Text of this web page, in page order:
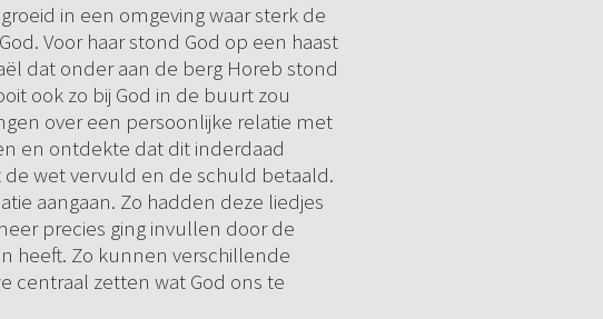
in een omgeving waar sterk de
Voor haar stond God op een haast
dat onder aan de berg Horeb stond
ook zo bij God in de buurt zou
over een persoonlijke relatie met
en ontdekte dat dit inderdaad
de wet vervuld en de schuld betaald.
aangaan. Zo hadden deze liedjes
precies ging invullen door de
heeft. Zo kunnen verschillende
centraal zetten wat God ons te